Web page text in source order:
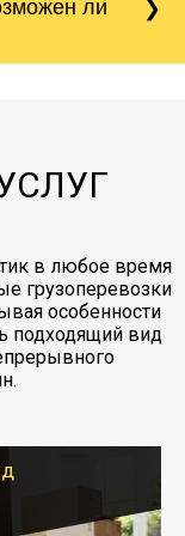
страховку
страховки
ли
в любое время
грузоперевозки
особенности
подходящий вид